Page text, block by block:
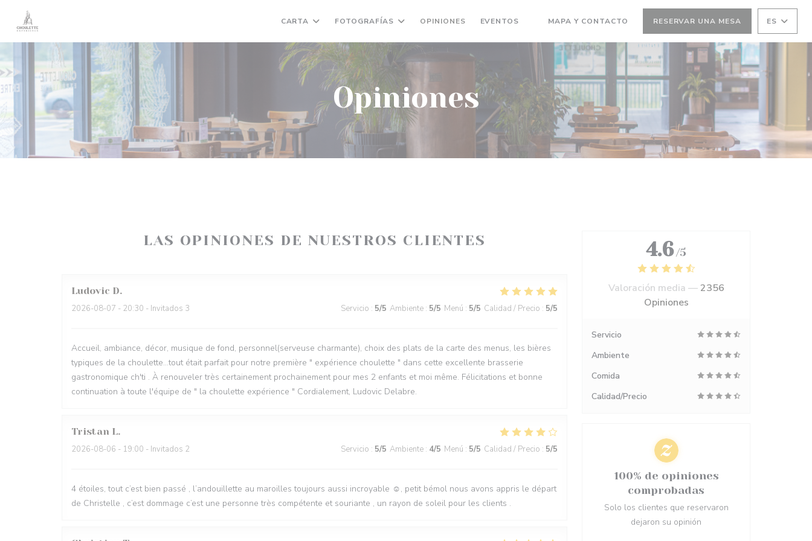
Personalización de sus opciones de cookies
CARTA FOTOGRAFÍAS OPINIONES EVENTOS MAPA Y CONTACTO RESERVAR UNA MESA ES
Opiniones
LAS OPINIONES DE NUESTROS CLIENTES
Ludovic D
2026-08-07 - 20:30 - Invitados 3 Servicio : 5/5 Ambiente : 5/5 Menú : 5/5 Calidad / Precio : 5/5
Accueil, ambiance, décor, musique de fond, personnel(serveuse charmante), choix des plats de la carte des menus, les bières
typiques de la choulette...tout était parfait pour notre première " expérience choulette " dans cette excellente brasserie
gastronomique ch'ti . À renouveler très certainement prochainement pour mes 2 enfants et moi même. Félicitations et bonne
continuation à toute l'équipe de " la choulette expérience " Cordialement, Ludovic Delabre.
Tristan L
2026-08-06 - 19:00 - Invitados 2 Servicio : 5/5 Ambiente : 4/5 Menú : 5/5 Calidad / Precio : 5/5
4 étoiles, tout c’est bien passé , l’andouillette au maroilles toujours aussi incroyable ☺️, petit bémol nous avons appris le départ
de Christelle , c’est dommage c’est une personne très compétente et souriante , un rayon de soleil pour les clients .
4.6 /5
Valoración media —2356
Opiniones
Servicio
Ambiente
Comida
Calidad/Precio
100% de opiniones
comprobadas
Solo los clientes que reservaron
dejaron su opinión